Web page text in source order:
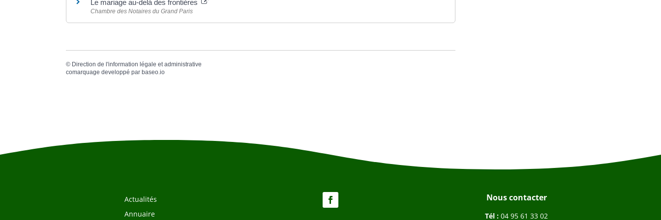
Le mariage au-delà des frontières
Chambre des Notaires du Grand Paris
© Direction de l'information légale et administrative
comarquage developpé parbaseo.io
Actualités
Annuaire
Nous contacter
Tél :04 95 61 33 02